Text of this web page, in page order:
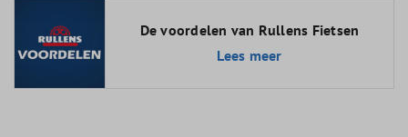
De voordelen van Rullens Fietsen
Lees meer